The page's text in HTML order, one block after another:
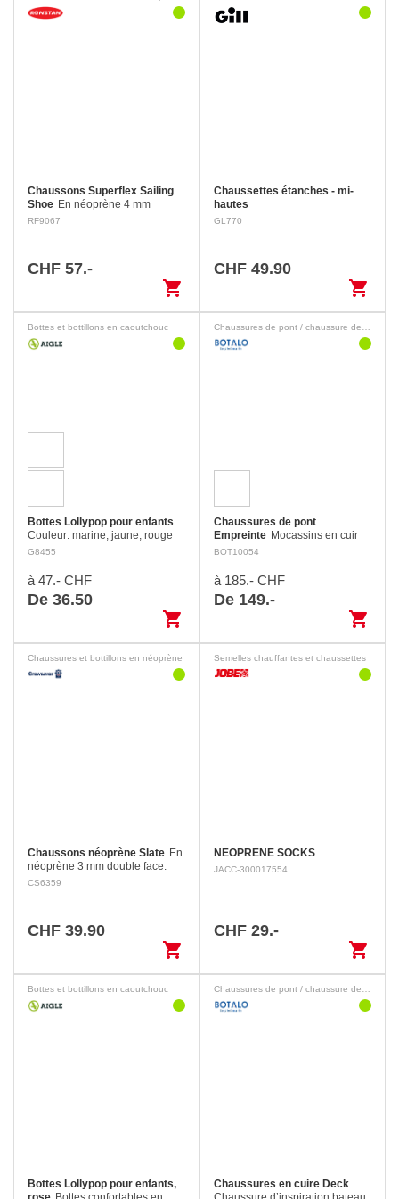
Chaussons Superflex Sailing
Shoe En néoprène 4 mm
double face avec semelle
pour une prise…
RF9067
CHF 57.-
shopping_cart
Chaussettes étanches - mi-
hautes
GL770
CHF 49.90
shopping_cart
Bottes et bottillons en caoutchouc
Bottes Lollypop pour enfants
Couleur: marine, jaune, rouge
Bottes confortables en
doublure en coton, semelle
antidérapante et bande
réfléchissante sur…
G8455
à 47.- CHF
De 36.50
shopping_cart
Chaussures de pont / chaussure de loisirs
Chaussures de pont
Empreinte Mocassins en cuir
pleine fleur cousu main,
BOT10054
à 185.- CHF
De 149.-
shopping_cart
Chaussures et bottillons en néoprène
Chaussons néoprène Slate En
néoprène 3 mm double face.
Joints collés et coutures noyées.
CS6359
CHF 39.90
shopping_cart
Semelles chauffantes et chaussettes
NEOPRENE SOCKS
JACC-300017554
CHF 29.-
shopping_cart
Bottes et bottillons en caoutchouc
Bottes Lollypop pour enfants,
Chaussures de pont / chaussure de loisirs
Chaussures en cuire Deck